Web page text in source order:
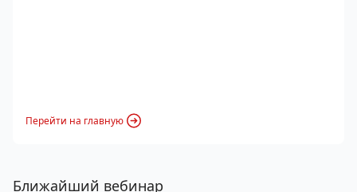
Перейти на главную
Ближайший вебинар